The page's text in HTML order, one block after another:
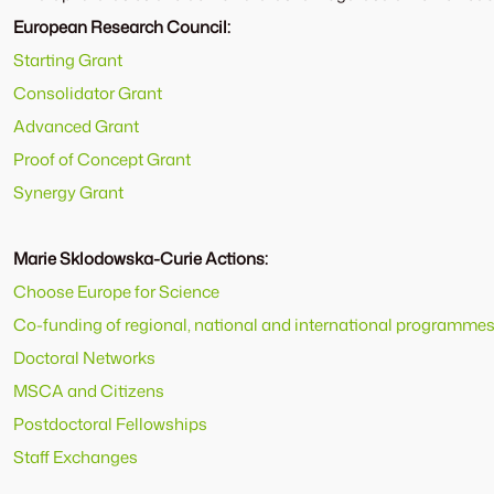
European Research Council:
Starting Grant
Consolidator Grant
Advanced Grant
Proof of Concept Grant
Synergy Grant
Marie Sklodowska-Curie Actions:
Choose Europe for Science
Co-funding of regional, national and international programmes
Doctoral Networks
MSCA and Citizens
Postdoctoral Fellowships
Staff Exchanges